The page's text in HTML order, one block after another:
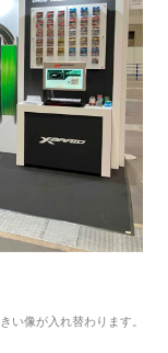
い像が入れ替わります。